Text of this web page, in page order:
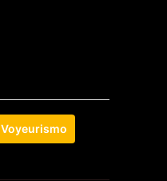
Voyeurismo